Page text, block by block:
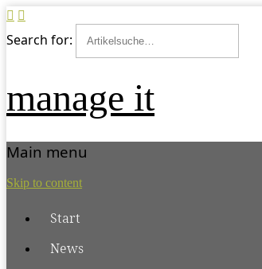
Search for:
manage it
Main menu
Skip to content
Start
News